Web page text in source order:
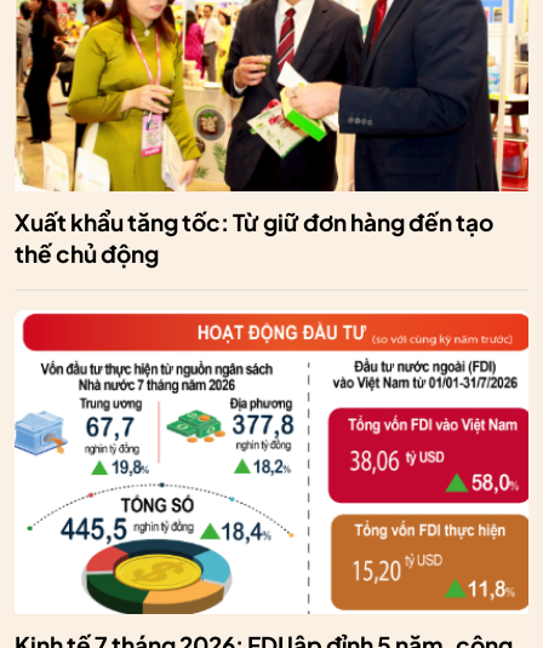
Xuất khẩu tăng tốc: Từ giữ đơn hàng đến tạo
thế chủ động